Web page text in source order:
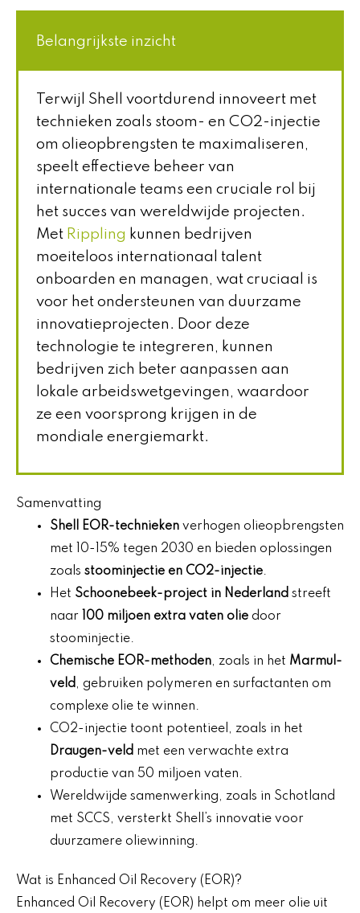
Belangrijkste inzicht
Terwijl Shell voortdurend innoveert met
technieken zoals stoom- en CO2-injectie
om olieopbrengsten te maximaliseren,
speelt effectieve beheer van
internationale teams een cruciale rol bij
het succes van wereldwijde projecten.
Met Rippling kunnen bedrijven
moeiteloos internationaal talent
onboarden en managen, wat cruciaal is
voor het ondersteunen van duurzame
innovatieprojecten. Door deze
technologie te integreren, kunnen
bedrijven zich beter aanpassen aan
lokale arbeidswetgevingen, waardoor
ze een voorsprong krijgen in de
mondiale energiemarkt.
Samenvatting
Shell EOR-technieken verhogen olieopbrengsten
met 10-15% tegen 2030 en bieden oplossingen
zoals stoominjectie en CO2-injectie.
Het Schoonebeek-project in Nederland streeft
naar 100 miljoen extra vaten olie door
stoominjectie.
Chemische EOR-methoden, zoals in het Marmul-
veld , gebruiken polymeren en surfactanten om
complexe olie te winnen.
CO2-injectie toont potentieel, zoals in het
Draugen-veld met een verwachte extra
productie van 50 miljoen vaten.
Wereldwijde samenwerking, zoals in Schotland
met SCCS, versterkt Shell’s innovatie voor
duurzamere oliewinning.
Wat is Enhanced Oil Recovery (EOR)?
Enhanced Oil Recovery (EOR) helpt om meer olie uit